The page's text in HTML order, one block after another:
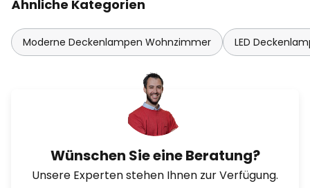
Ähnliche Kategorien
Moderne Deckenlampen Wohnzimmer LED
Wünschen Sie eine Beratung?
Unsere Experten stehen Ihnen zur Verfügung.